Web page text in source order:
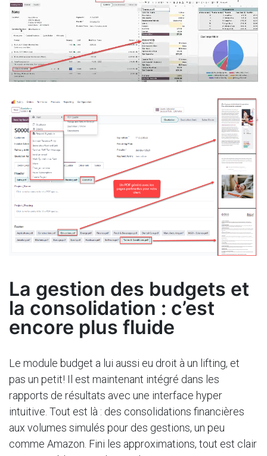
La gestion des budgets et
la consolidation : c’est
encore plus fluide
Le module budget a lui aussi eu droit à un lifting, et
pas un petit! Il est maintenant intégré dans les
rapports de résultats avec une interface hyper
intuitive. Tout est là : des consolidations financières
aux volumes simulés pour des gestions, un peu
comme Amazon. Fini les approximations, tout est clair